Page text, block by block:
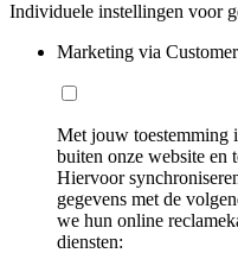
Individuele instellingen voor
Marketing via
Met jouw toestemming
buiten onze website en
Hiervoor
gegevens met de
we hun online
diensten: